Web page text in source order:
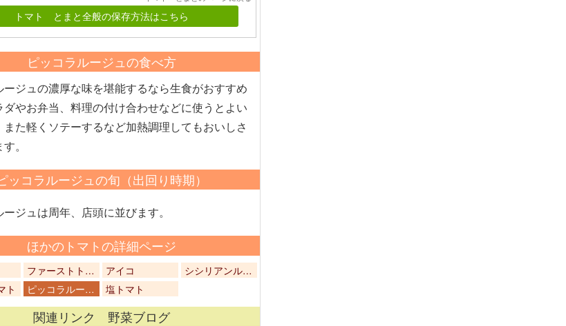
トマト とまと全般の保存方法はこちら
ピッコラルージュの食べ方
ージュの濃厚な味を堪能するなら生食がおすすめ
ダやお弁当、料理の付け合わせなどに使うとよい
また軽くソテーするなど加熱調理してもおいしさ
。
ッコラルージュの旬（出回り時期）
ジュは周年、店頭に並びます。
ほかのトマトの詳細ページ
ファーストト… アイコ
シシリアンル…
ト
ピッコラルー… 塩トマト
関連リンク 野菜ブログ